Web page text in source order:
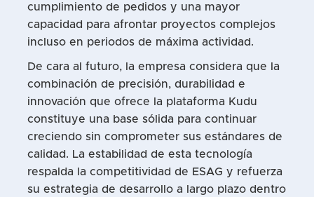
cumplimiento de pedidos y una mayor
capacidad para afrontar proyectos complejos
incluso en periodos de máxima actividad.
De cara al futuro, la empresa considera que la
combinación de precisión, durabilidad e
innovación que ofrece la plataforma Kudu
constituye una base sólida para continuar
creciendo sin comprometer sus estándares de
calidad. La estabilidad de esta tecnología
respalda la competitividad de ESAG y refuerza
su estrategia de desarrollo a largo plazo dentro